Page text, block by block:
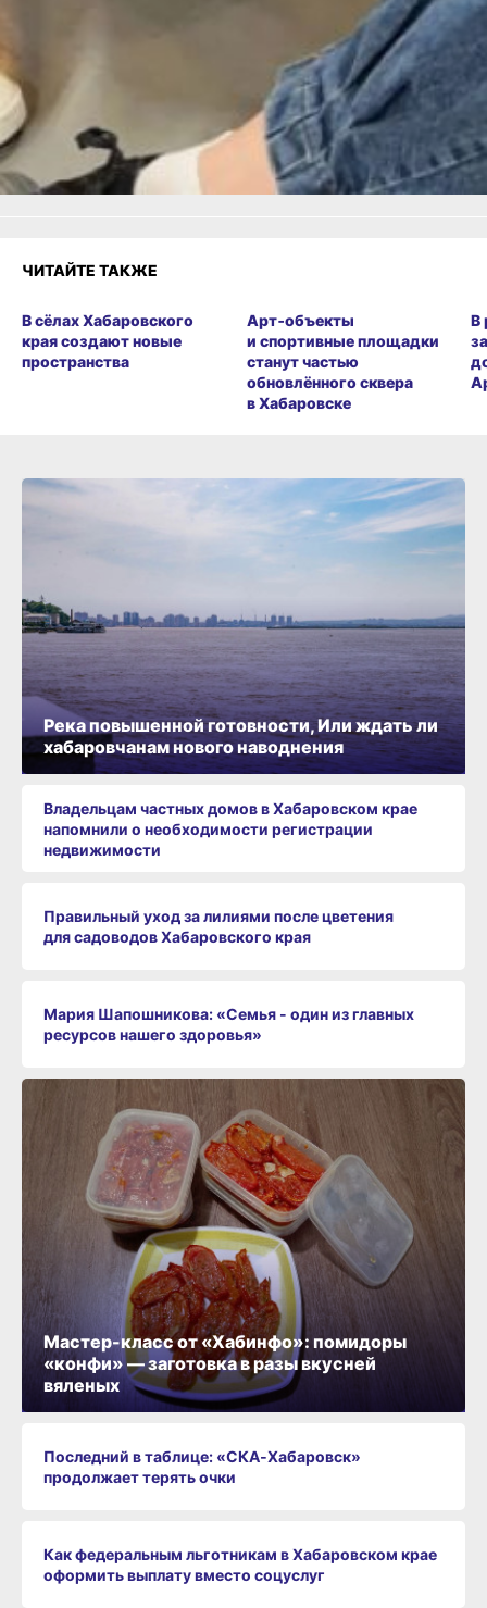
Огонь!
Удивило
Злость
Разочарование
ЧИТАЙТЕ ТАКЖЕ
В сёлах Хабаровского
края создают новые
пространства
Арт‑объекты
и спортивные площадки
станут частью
обновлённого сквера
в Хабаровске
В
Река повышенной готовности, Или ждать ли
хабаровчанам нового наводнения
Владельцам частных домов в Хабаровском крае
напомнили о необходимости регистрации
недвижимости
Правильный уход за лилиями после цветения
для садоводов Хабаровского края
Мария Шапошникова: «Семья - один из главных
ресурсов нашего здоровья»
Последний в таблице: «СКА‑Хабаровск»
продолжает терять очки
Как федеральным льготникам в Хабаровском крае
оформить выплату вместо соцуслуг
Мастер-класс от «Хабинфо»: помидоры
«конфи» — заготовка в разы вкусней
вяленых